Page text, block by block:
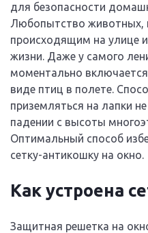
для безопасности
Любопытство
происходящим на улице
жизни. Даже у самого
моментально
виде птиц в полете.
приземляться на лапки
падении с высоты
Оптимальный способ
сетку-антикошку на окно.
Как устроена
Защитная решетка на